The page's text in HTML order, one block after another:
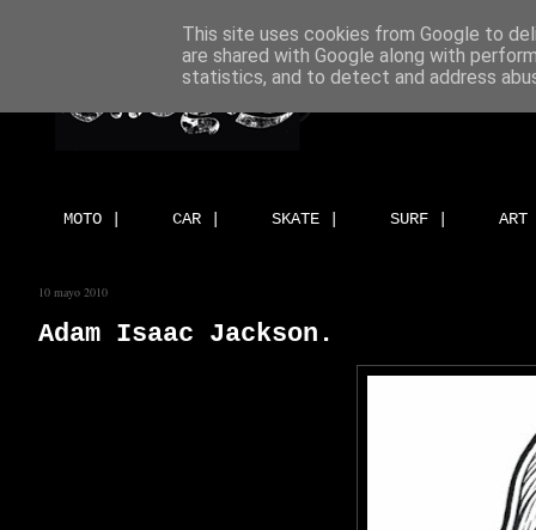
MOTO | CAR | SKATE | SURF |
10 mayo 2010
Adam Isaac Jackson.
This site uses cookies from Google to
are shared with Google along with
statistics, and to detect and address